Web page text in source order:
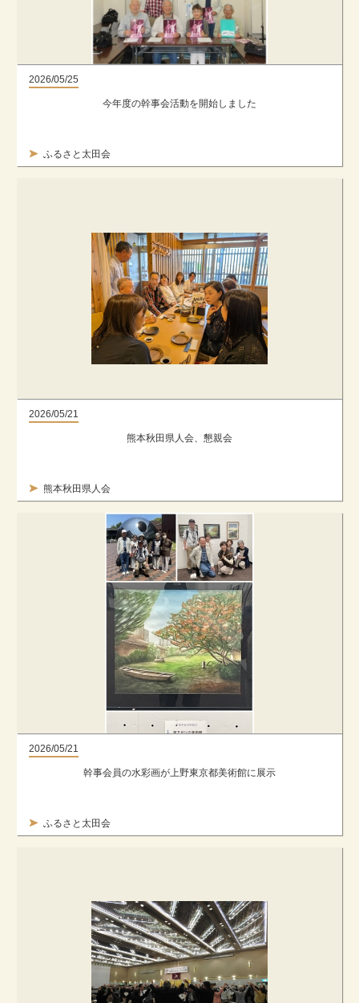
2026/05/25
ふるさと太田会
今年度の幹事会活動を開始しました
2026/05/21
熊本秋田県人会
熊本秋田県人会、懇親会
2026/05/21
ふるさと太田会
幹事会員の水彩画が上野東京都美術館に展示